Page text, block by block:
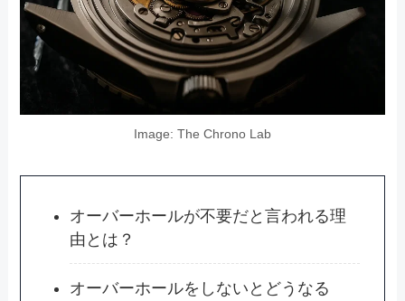
Image: The Chrono Lab
オーバーホールが不要だと言われる理
由とは？
オーバーホールをしないとどうなる